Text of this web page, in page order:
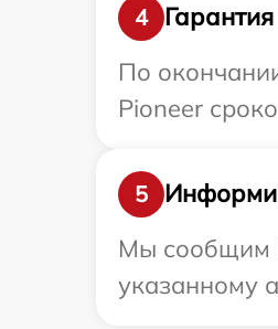
4
Гарантия
По
Pioneer
5
Мы сообщим
указанному